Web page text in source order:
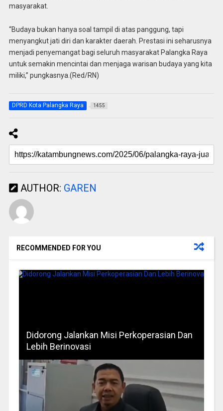
masyarakat.
“Budaya bukan hanya soal tampil di atas panggung, tapi
menyangkut jati diri dan karakter daerah. Prestasi ini seharusnya
menjadi penyemangat bagi seluruh masyarakat Palangka Raya
untuk semakin mencintai dan menjaga warisan budaya yang kita
miliki,” pungkasnya.(Red/RN)
DPRD Kota Palangka Raya 1455
AUTHOR: GAREN
RECOMMENDED FOR YOU
Didorong Jalankan Misi Perkoperasian Dan
Lebih Berinovasi